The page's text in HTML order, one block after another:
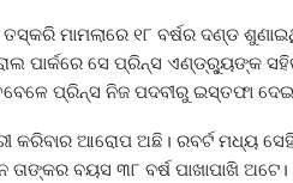
ମାମଲାରେ ୧୮ ବର୍ଷର ଦଣ୍ଡ
ପାର୍କରେ ସେ ପ୍ରିନ୍ସ ଏଣ୍ଡ୍ର୍ୟୁଙ୍କ
ପ୍ରିନ୍ସ ନିଜ ପଦବୀରୁ ଇସ୍ତଫା
ଆରୋପ ଅଛି। ରବର୍ଟ ମଧ୍ୟ
ତାଙ୍କର ବୟସ ୩୮ ବର୍ଷ ପାଖାପାଖି ଅଟେ।